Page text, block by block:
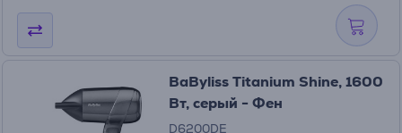
BaByliss Titanium Shine, 1600
Вт, серый - Фен
D6200DE